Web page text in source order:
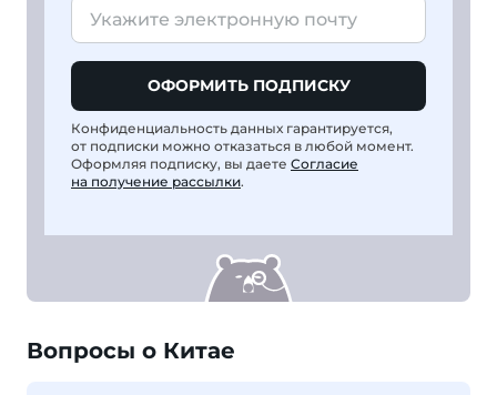
ОФОРМИТЬ ПОДПИСКУ
Конфиденциальность данных гарантируется,
от подписки можно отказаться в любой момент.
Оформляя подписку, вы даете Согласие
на получение рассылки.
Вопросы о Китае